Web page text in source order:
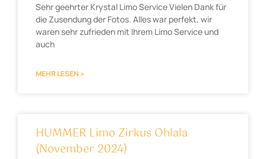
Sehr geehrter Krystal Limo Service Vielen Dank für
die Zusendung der Fotos. Alles war perfekt, wir
waren sehr zufrieden mit Ihrem Limo Service und
auch
MEHR LESEN »
HUMMER Limo Zirkus Ohlala
(November 2024)